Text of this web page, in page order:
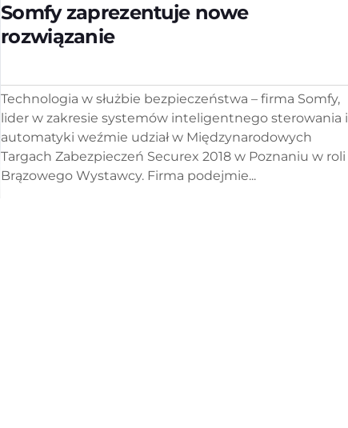
Somfy zaprezentuje nowe
rozwiązanie
Technologia w służbie bezpieczeństwa – firma Somfy,
lider w zakresie systemów inteligentnego sterowania i
automatyki weźmie udział w Międzynarodowych
Targach Zabezpieczeń Securex 2018 w Poznaniu w roli
Brązowego Wystawcy. Firma podejmie...